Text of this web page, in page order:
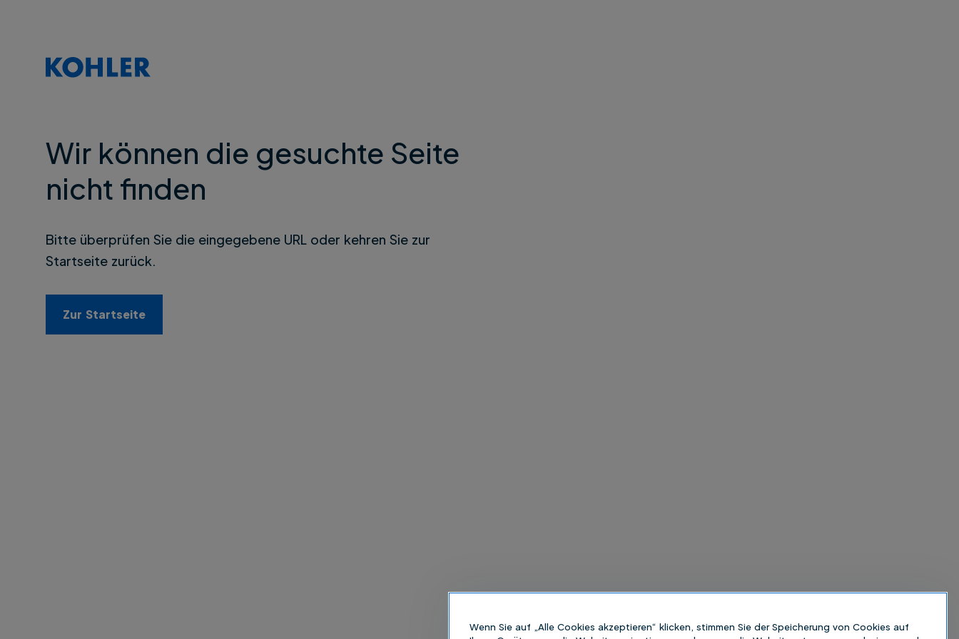
Wir können die gesuchte Seite
nicht finden
Bitte überprüfen Sie die eingegebene URL oder kehren Sie zur
Startseite zurück.
Zur Startseite
Wenn Sie auf „Alle Cookies akzeptieren“ klicken, stimmen Sie der Speicherung von Cookies auf